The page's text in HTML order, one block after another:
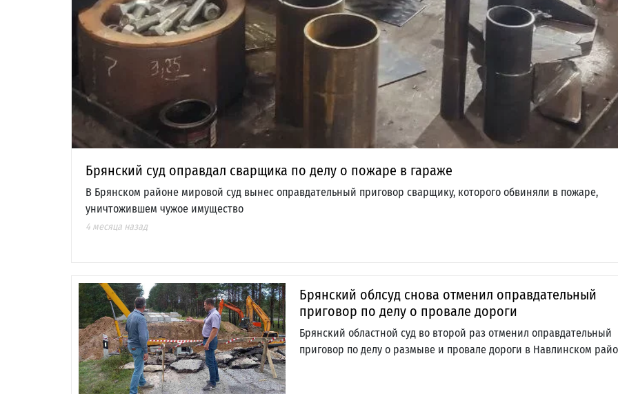
Брянский суд оправдал сварщика по делу о пожаре в гараже
В Брянском районе мировой суд вынес оправдательный приговор сварщику, которого обвиняли в пожаре,
уничтожившем чужое имущество
4 месяца назад
Брянский облсуд снова отменил оправдательный
приговор по делу о провале дороги
Брянский областной суд во второй раз отменил оправдательный
приговор по делу о размыве и провале дороги в Навлинском